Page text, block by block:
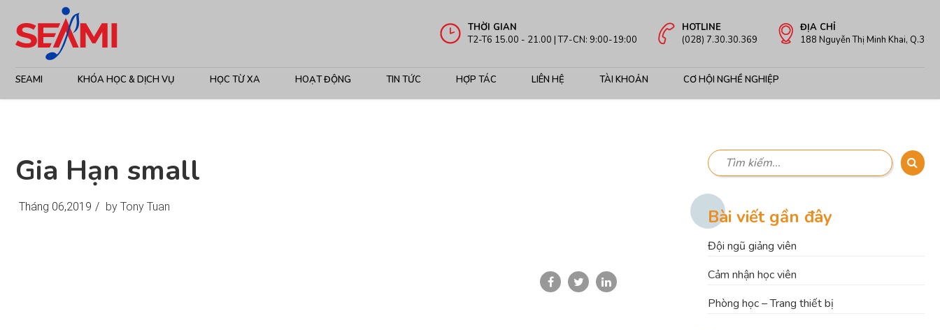
THỜI GIAN
T2-T6 15.00 - 21.00 | T7-CN: 9:00-19:00
HOTLINE
(028) 7.30.30.369
ĐỊA CHỈ
188 Nguyễn Thị Minh Khai, Q.3
SEAMI KHÓA HỌC & DỊCH VỤ HỌC TỪ XA HOẠT ĐỘNG TIN TỨC HỢP TÁC LIÊN HỆ TÀI KHOẢN CƠ HỘI NGHỀ NGHIỆP
Gia Hạn small
Tháng 06,2019 / by Tony Tuan Bài viết gần đây
Đội ngũ giảng viên
Cảm nhận học viên
Phòng học – Trang thiết bị